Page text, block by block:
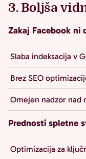
3. Boljša
Zakaj Facebook ni
Slaba indeksacija v
Brez SEO
Omejen nadzor nad
Prednosti spletne
Optimizacija za